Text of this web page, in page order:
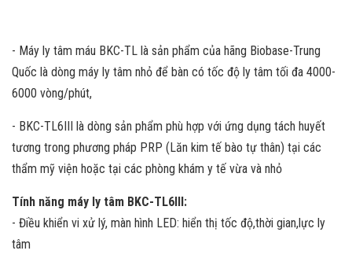
- Máy ly tâm máu BKC-TL là sản phẩm của hãng Biobase-Trung
Quốc là dòng máy ly tâm nhỏ để bàn có tốc độ ly tâm tối đa 4000-
6000 vòng/phút,
- BKC-TL6III là dòng sản phẩm phù hợp với ứng dụng tách huyết
tương trong phương pháp PRP (Lăn kim tế bào tự thân) tại các
thẩm mỹ viện hoặc tại các phòng khám y tế vừa và nhỏ
Tính năng máy ly tâm BKC-TL6III:
- Điều khiển vi xử lý, màn hình LED: hiển thị tốc độ,thời gian,lực ly
tâm